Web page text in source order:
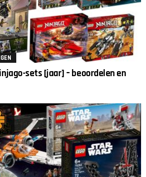
sets [jaar] – beoordelen en